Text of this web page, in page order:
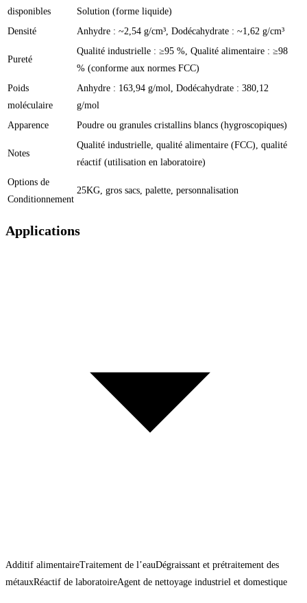
disponibles
Solution (forme liquide)
Densité
Anhydre : ~2,54 g/cm³, Dodécahydrate : ~1,62 g/cm³
Pureté
Qualité industrielle : ≥95 %, Qualité alimentaire : ≥98
% (conforme aux normes FCC)
Poids
moléculaire
Anhydre : 163,94 g/mol, Dodécahydrate : 380,12
g/mol
Apparence
Poudre ou granules cristallins blancs (hygroscopiques)
Notes
Qualité industrielle, qualité alimentaire (FCC), qualité
réactif (utilisation en laboratoire)
Options de
Conditionnement
25KG, gros sacs, palette, personnalisation
Applications
Additif alimentaireTraitement de l’eauDégraissant et prétraitement des
métauxRéactif de laboratoireAgent de nettoyage industriel et domestique